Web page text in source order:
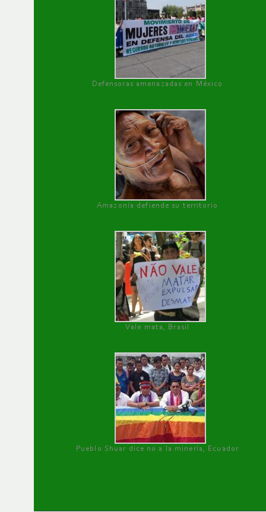
Defensoras amenazadas en México
Amazonía defiende su territorio
Vale mata, Brasil
Pueblo Shuar dice no a la minería, Ecuador